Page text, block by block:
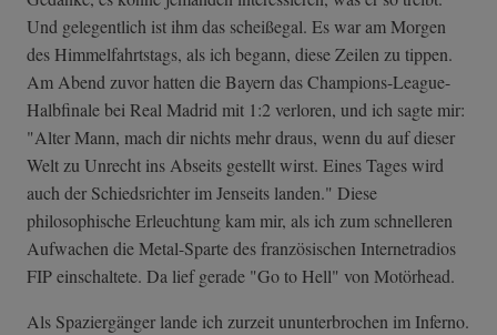
Und gelegentlich ist ihm das scheißegal. Es war am Morgen
des Himmelfahrtstags, als ich begann, diese Zeilen zu tippen.
Am Abend zuvor hatten die Bayern das Champions-League-
Halbfinale bei Real Madrid mit 1:2 verloren, und ich sagte mir:
"Alter Mann, mach dir nichts mehr draus, wenn du auf dieser
Welt zu Unrecht ins Abseits gestellt wirst. Eines Tages wird
auch der Schiedsrichter im Jenseits landen." Diese
philosophische Erleuchtung kam mir, als ich zum schnelleren
Aufwachen die Metal-Sparte des französischen Internetradios
FIP einschaltete. Da lief gerade "Go to Hell" von Motörhead.
Als Spaziergänger lande ich zurzeit ununterbrochen im Inferno.